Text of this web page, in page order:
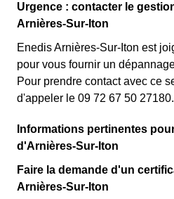
Urgence : contacter le
Arnières-Sur-Iton
Enedis Arnières-Sur-Iton est
pour vous fournir un
Pour prendre contact avec ce
d'appeler le 09 72 67 50 27180.
Informations pertinentes
d'Arnières-Sur-Iton
Faire la demande d'un
Arnières-Sur-Iton